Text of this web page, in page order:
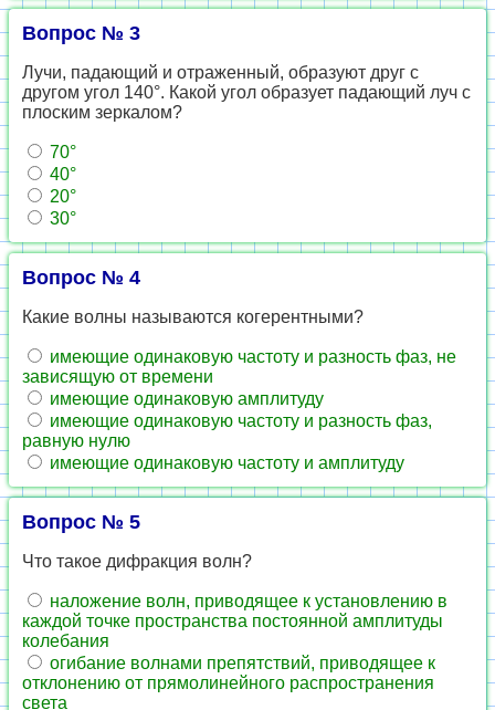
Вопрос № 3
Лучи, падающий и отраженный, образуют друг с
другом угол 140°. Какой угол образует падающий луч с
плоским зеркалом?
70°
40°
20°
30°
Вопрос № 4
Какие волны называются когерентными?
имеющие одинаковую частоту и разность фаз, не
зависящую от времени
имеющие одинаковую амплитуду
имеющие одинаковую частоту и разность фаз,
равную нулю
имеющие одинаковую частоту и амплитуду
Вопрос № 5
Что такое дифракция волн?
наложение волн, приводящее к установлению в
каждой точке пространства постоянной амплитуды
колебания
огибание волнами препятствий, приводящее к
отклонению от прямолинейного распространения
света